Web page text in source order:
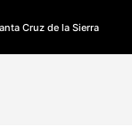
Cruz de la Sierra